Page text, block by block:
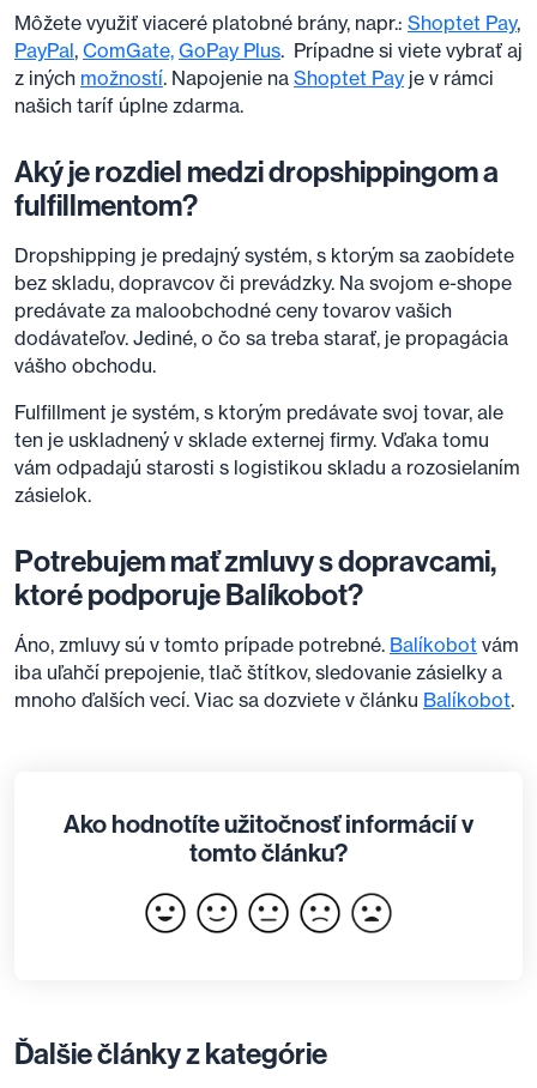
Môžete využiť viaceré platobné brány, napr.: Shoptet Pay,
PayPal, ComGate, GoPay Plus. Prípadne si viete vybrať aj
z iných možností. Napojenie na Shoptet Pay je v rámci
našich taríf úplne zdarma.
Aký je rozdiel medzi dropshippingom a
fulfillmentom?
Dropshipping je predajný systém, s ktorým sa zaobídete
bez skladu, dopravcov či prevádzky. Na svojom e-shope
predávate za maloobchodné ceny tovarov vašich
dodávateľov. Jediné, o čo sa treba starať, je propagácia
vášho obchodu.
Fulfillment je systém, s ktorým predávate svoj tovar, ale
ten je uskladnený v sklade externej firmy. Vďaka tomu
vám odpadajú starosti s logistikou skladu a rozosielaním
zásielok.
Potrebujem mať zmluvy s dopravcami,
ktoré podporuje Balíkobot?
Áno, zmluvy sú v tomto prípade potrebné. Balíkobot vám
iba uľahčí prepojenie, tlač štítkov, sledovanie zásielky a
mnoho ďalších vecí. Viac sa dozviete v článku Balíkobot.
Ako hodnotíte užitočnosť informácií v
tomto článku?
Ďalšie články z kategórie